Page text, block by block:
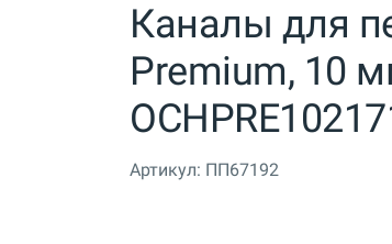
Каналы для
Premium, 10
Артикул: ПП67192